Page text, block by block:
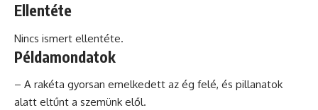
Ellentéte
Nincs ismert ellentéte.
Példamondatok
– A rakéta gyorsan emelkedett az ég felé, és pillanatok
alatt eltűnt a szemünk elől.